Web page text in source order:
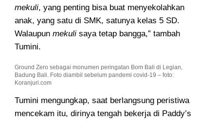
mekuli, yang penting bisa buat menyekolahkan
anak, yang satu di SMK, satunya kelas 5 SD.
Walaupun mekuli saya tetap bangga,” tambah
Tumini.
Ground Zero sebagai monumen peringatan Bom Bali di Legian,
Badung Bali. Foto diambil sebelum pandemi covid-19 – foto:
Koranjuri.com
Tumini mengungkap, saat berlangsung peristiwa
mencekam itu, dirinya tengah bekerja di Paddy’s